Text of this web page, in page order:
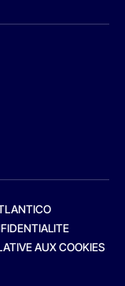
AUX COOKIES